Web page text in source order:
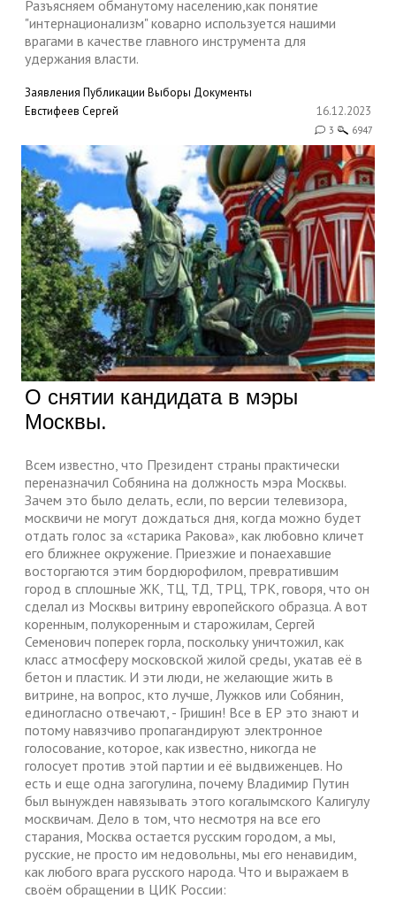
Разъясняем обманутому населению,как понятие
"интернационализм" коварно используется нашими
врагами в качестве главного инструмента для
удержания власти.
Заявления Публикации Выборы Документы
Евстифеев Сергей
16.12.2023
3 6947
О снятии кандидата в мэры
Москвы.
Всем известно, что Президент страны практически
переназначил Собянина на должность мэра Москвы.
Зачем это было делать, если, по версии телевизора,
москвичи не могут дождаться дня, когда можно будет
отдать голос за «старика Ракова», как любовно кличет
его ближнее окружение. Приезжие и понаехавшие
восторгаются этим бордюрофилом, превратившим
город в сплошные ЖК, ТЦ, ТД, ТРЦ, ТРК, говоря, что он
сделал из Москвы витрину европейского образца. А вот
коренным, полукоренным и старожилам, Сергей
Семенович поперек горла, поскольку уничтожил, как
класс атмосферу московской жилой среды, укатав её в
бетон и пластик. И эти люди, не желающие жить в
витрине, на вопрос, кто лучше, Лужков или Собянин,
единогласно отвечают, - Гришин! Все в ЕР это знают и
потому навязчиво пропагандируют электронное
голосование, которое, как известно, никогда не
голосует против этой партии и её выдвиженцев. Но
есть и еще одна загогулина, почему Владимир Путин
был вынужден навязывать этого когалымского Калигулу
москвичам. Дело в том, что несмотря на все его
старания, Москва остается русским городом, а мы,
русские, не просто им недовольны, мы его ненавидим,
как любого врага русского народа. Что и выражаем в
своём обращении в ЦИК России: